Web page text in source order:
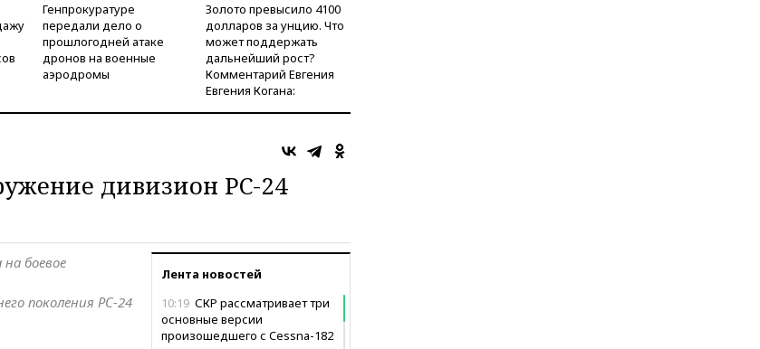
Генпрокуратуре
передали дело о
прошлогодней атаке
дронов на военные
аэродромы
Золото превысило 4100
долларов за унцию. Что
может поддержать
дальнейший рост?
Комментарий Евгения
Евгения Когана:
дивизион РС-24
Лента новостей
10:19 СКР рассматривает три
основные версии
произошедшего с Cessna-182
боевое
поколения РС-24